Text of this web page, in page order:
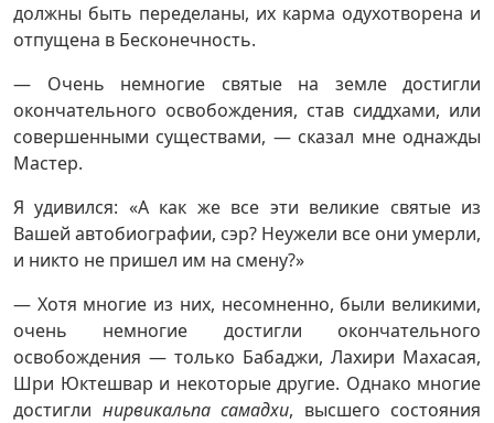
должны быть переделаны, их карма одухотворена и
отпущена в Бесконечность.
— Очень немногие святые на земле достигли
окончательного освобождения, став сиддхами, или
совершенными существами, — сказал мне однажды
Мастер.
Я удивился: «А как же все эти великие святые из
Вашей автобиографии, сэр? Неужели все они умерли,
и никто не пришел им на смену?»
— Хотя многие из них, несомненно, были великими,
очень немногие достигли окончательного
освобождения — только Бабаджи, Лахири Махасая,
Шри Юктешвар и некоторые другие. Однако многие
достигли нирвикальпа самадхи, высшего состояния